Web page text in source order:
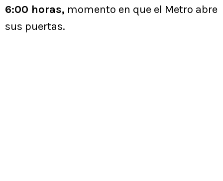
6:00 horas, momento en que el Metro abre
sus puertas.